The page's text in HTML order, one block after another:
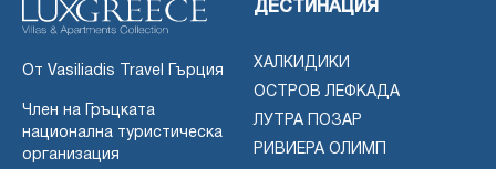
От Vasiliadis Travel Гърция
Член на Гръцката
национална туристическа
организация
ДЕСТИНАЦИЯ
ХАЛКИДИКИ
ОСТРОВ ЛЕФКАДА
ЛУТРА ПОЗАР
РИВИЕРА ОЛИМП